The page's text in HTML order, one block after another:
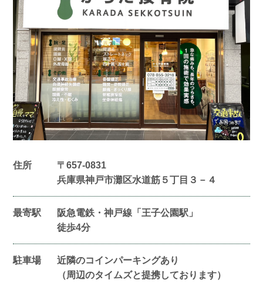
住所
〒657-0831
兵庫県神戸市灘区水道筋５丁目３－４
最寄駅
阪急電鉄・神戸線「王子公園駅」
徒歩4分
駐車場
近隣のコインパーキングあり
（周辺のタイムズと提携しております）